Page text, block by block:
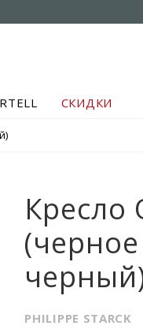
СКИДКИ
Кресло
PHILIPPE STARCK